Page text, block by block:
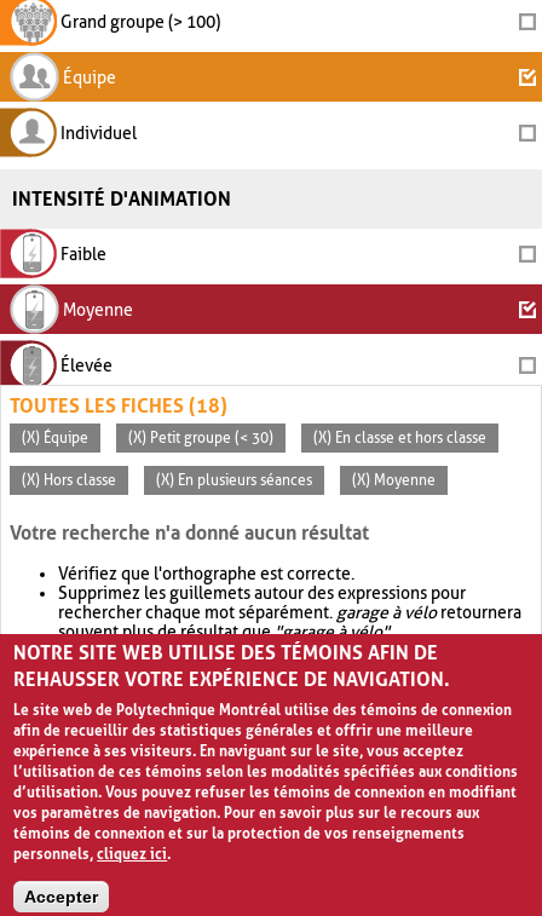
Grand groupe (> 100)
Équipe
Individuel
INTENSITÉ D'ANIMATION
Faible
Moyenne
Élevée
TOUTES LES FICHES (18)
(X) Équipe (X) Petit groupe (< 30) (X) En classe et hors classe
(X) Hors classe (X) En plusieurs séances (X) Moyenne
Votre recherche n'a donné aucun résultat
Vérifiez que l'orthographe est correcte.
Supprimez les guillemets autour des expressions pour
rechercher chaque mot séparément. garage à véloretournera
souvent plus de résultat que"garage à vélo".
Envisagez d'élargir votre recherche avec OR.garage OR vélo
retournera souvent plus de résultat quegarage à vélo
NOTRE SITE WEB UTILISE DES TÉMOINS AFIN DE
REHAUSSER VOTRE EXPÉRIENCE DE NAVIGATION.
Le site web de Polytechnique Montréal utilise des témoins de connexion
afin de recueillir des statistiques générales et offrir une meilleure
expérience à ses visiteurs. En naviguant sur le site, vous acceptez
l’utilisation de ces témoins selon les modalités spécifiées aux conditions
d’utilisation. Vous pouvez refuser les témoins de connexion en modifiant
vos paramètres de navigation. Pour en savoir plus sur le recours aux
témoins de connexion et sur la protection de vos renseignements
personnels,cliquez ici.
Accepter